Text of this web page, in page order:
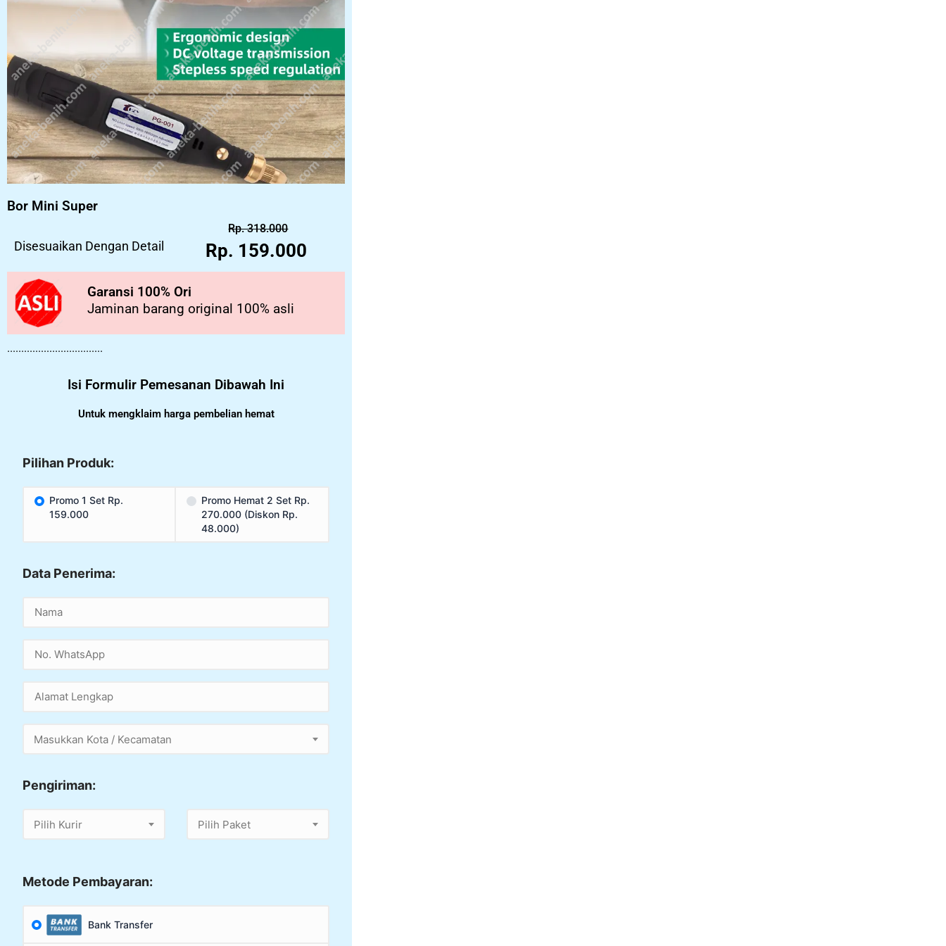
Bor Mini Super
Disesuaikan Dengan Detail
Rp. 318.000
Rp. 159.000
Garansi 100% Ori
Jaminan barang original 100% asli
..................................
Isi Formulir Pemesanan Dibawah Ini
Untuk mengklaim harga pembelian hemat
Pilihan Produk:
Promo 1 Set Rp.
159.000
Promo Hemat 2 Set Rp.
270.000 (Diskon Rp.
48.000)
Data Penerima:
Masukkan Kota / Kecamatan
Pengiriman:
Pilih Kurir Pilih Paket
Metode Pembayaran:
Bank Transfer